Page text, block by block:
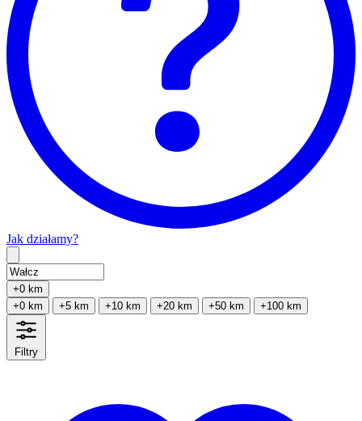
Jak działamy?
+0 km
+0 km
+5 km +10 km +20 km +50 km +100 km
Filtry